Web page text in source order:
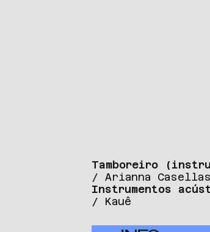
Tamboreiro
/ Arianna Casellas
Instrumentos
/ Kauê